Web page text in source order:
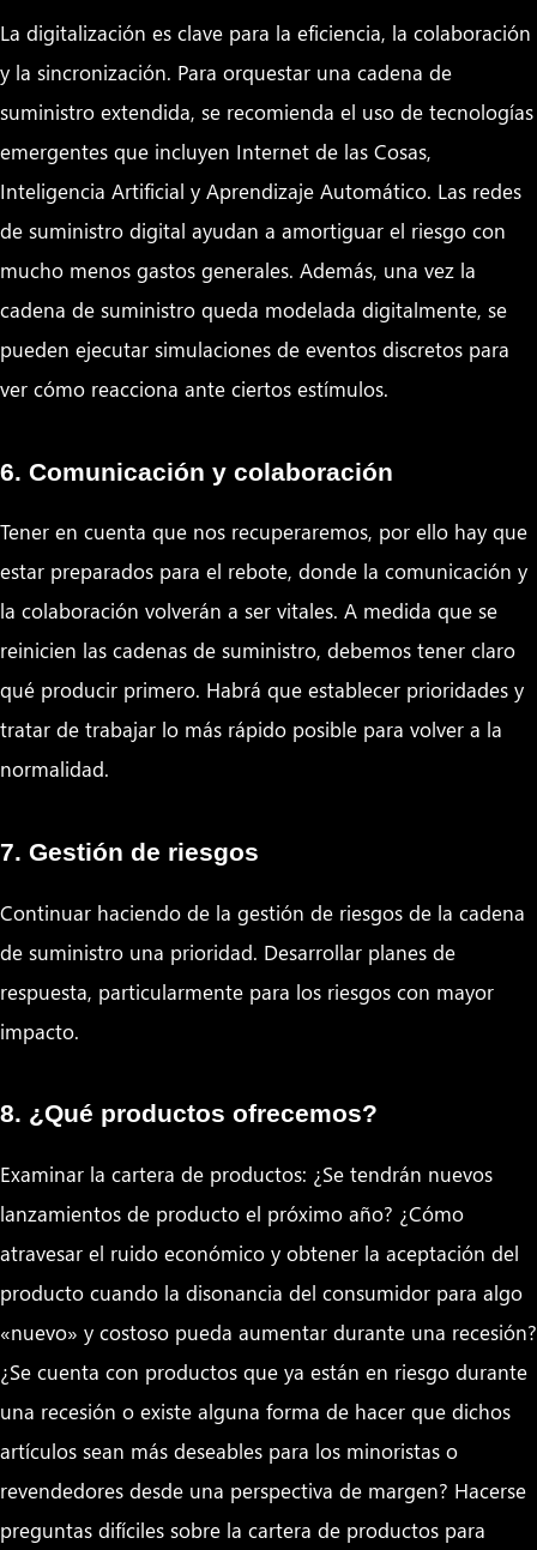
La digitalización es clave para la eficiencia, la colaboración
y la sincronización. Para orquestar una cadena de
suministro extendida, se recomienda el uso de tecnologías
emergentes que incluyen Internet de las Cosas,
Inteligencia Artificial y Aprendizaje Automático. Las redes
de suministro digital ayudan a amortiguar el riesgo con
mucho menos gastos generales. Además, una vez la
cadena de suministro queda modelada digitalmente, se
pueden ejecutar simulaciones de eventos discretos para
ver cómo reacciona ante ciertos estímulos.
6. Comunicación y colaboración
Tener en cuenta que nos recuperaremos, por ello hay que
estar preparados para el rebote, donde la comunicación y
la colaboración volverán a ser vitales. A medida que se
reinicien las cadenas de suministro, debemos tener claro
qué producir primero. Habrá que establecer prioridades y
tratar de trabajar lo más rápido posible para volver a la
normalidad.
7. Gestión de riesgos
Continuar haciendo de la gestión de riesgos de la cadena
de suministro una prioridad. Desarrollar planes de
respuesta, particularmente para los riesgos con mayor
impacto.
8. ¿Qué productos ofrecemos?
Examinar la cartera de productos: ¿Se tendrán nuevos
lanzamientos de producto el próximo año? ¿Cómo
atravesar el ruido económico y obtener la aceptación del
producto cuando la disonancia del consumidor para algo
«nuevo» y costoso pueda aumentar durante una recesión?
¿Se cuenta con productos que ya están en riesgo durante
una recesión o existe alguna forma de hacer que dichos
artículos sean más deseables para los minoristas o
revendedores desde una perspectiva de margen? Hacerse
preguntas difíciles sobre la cartera de productos para